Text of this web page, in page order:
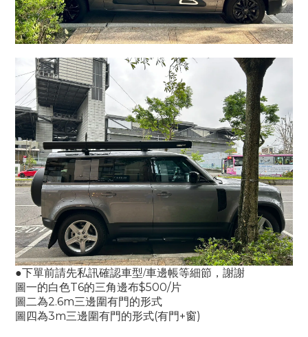
●下單前請先私訊確認車型/車邊帳等細節 ，謝謝
圖一的白色T6的三角邊布$500/片
圖二為2.6m三邊圍有門的形式
圖四為3m三邊圍有門的形式(有門+窗)